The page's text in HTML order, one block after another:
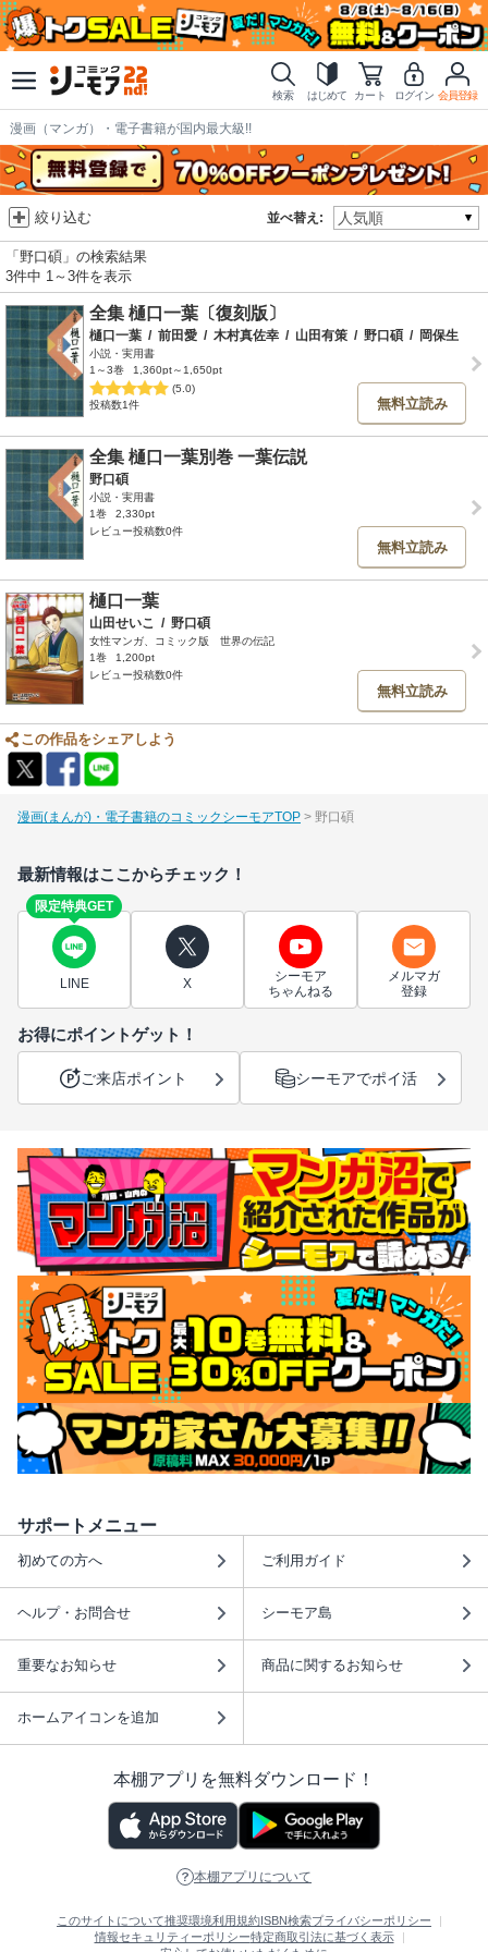
検索 はじめて カート ログイン 会員登録
漫画（マンガ）・電子書籍が国内最大級!!
並べ替え:
絞り込む
「野口碩」の検索結果
3件中 1～3件を表示
全集 樋口一葉〔復刻版〕
樋口一葉 / 前田愛 / 木村真佐幸 / 山田有策 / 野口碩 / 岡保生
小説・実用書
1～3巻
1,360pt～1,650pt
(5.0)
投稿数1件
無料立読み
全集 樋口一葉別巻 一葉伝説
野口碩
小説・実用書
1巻
2,330pt
レビュー投稿数0件
無料立読み
樋口一葉
山田せいこ / 野口碩
女性マンガ、コミック版 世界の伝記
1巻
1,200pt
レビュー投稿数0件
無料立読み
この作品をシェアしよう
漫画(まんが)・電子書籍のコミックシーモアTOP 野口碩
最新情報はここからチェック！
限定特典GET
LINE X
シーモア
ちゃんねる
メルマガ
登録
お得にポイントゲット！
ご来店ポイント シーモアでポイ活
サポートメニュー
初めての方へ ご利用ガイド
ヘルプ・お問合せ シーモア島
重要なお知らせ 商品に関するお知らせ
ホームアイコンを追加
本棚アプリを無料ダウンロード！
本棚アプリについて
このサイトについて推奨環境利用規約 ISBN検索プライバシーポリシー
情報セキュリティーポリシー特定商取引法に基づく表示